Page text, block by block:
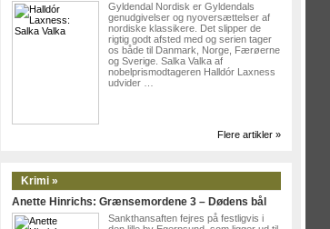
Gyldendal Nordisk er Gyldendals
genudgivelser og nyoversættelser af
nordiske klassikere. Det slipper de
rigtig godt afsted med og serien tager
os både til Danmark, Norge, Færøerne
og Sverige. Salka Valka af
nobelprismodtageren Halldór Laxness
udvider …
Flere artikler »
Krimi »
Anette Hinrichs: Grænsemordene 3 – Dødens bål
Sankthansaften fejres på festligvis i